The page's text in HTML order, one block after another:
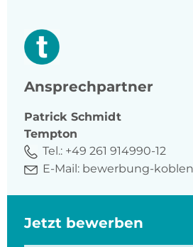
Ansprechpartner
Patrick Schmidt
Tempton
Tel.: +49 261 914990-12
E-Mail: bewerbung-
Jetzt bewerben